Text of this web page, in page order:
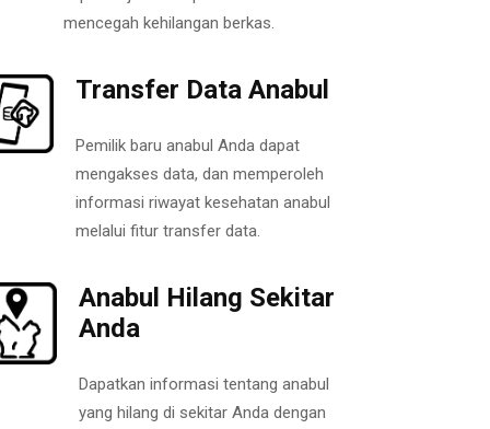
mencegah kehilangan berkas.
Transfer Data Anabul
Pemilik baru anabul Anda dapat
mengakses data, dan memperoleh
informasi riwayat kesehatan anabul
melalui fitur transfer data.
Anabul Hilang Sekitar
Anda
Dapatkan informasi tentang anabul
yang hilang di sekitar Anda dengan